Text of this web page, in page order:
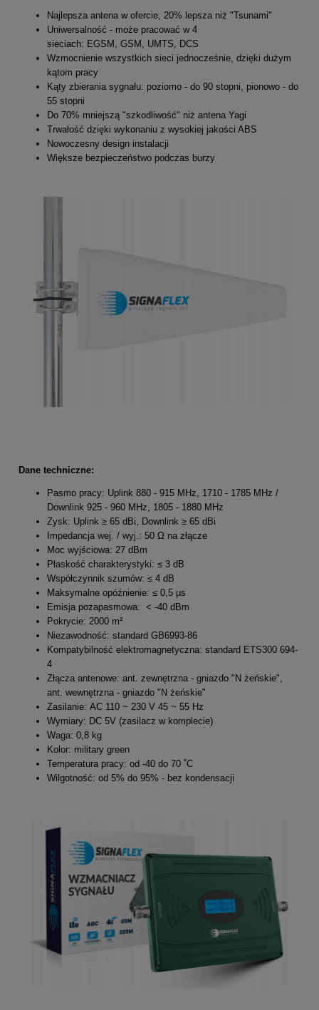
Najlepsza antena w ofercie, 20% lepsza niż "Tsunami"
Uniwersalność - może pracować w 4
sieciach: EGSM, GSM, UMTS, DCS
Wzmocnienie wszystkich sieci jednocześnie, dzięki dużym
kątom pracy
Kąty zbierania sygnału: poziomo - do 90 stopni, pionowo - do
55 stopni
Do 70% mniejszą "szkodliwość" niż antena Yagi
Trwałość dzięki wykonaniu z wysokiej jakości ABS
Nowoczesny design instalacji
Większe bezpieczeństwo podczas burzy
Dane techniczne:
Pasmo pracy: Uplink 880 - 915 MHz, 1710 - 1785 MHz /
Downlink 925 - 960 MHz, 1805 - 1880 MHz
Zysk: Uplink ≥ 65 dBi, Downlink ≥ 65 dBi
Impedancja wej. / wyj.: 50 Ω na złącze
Moc wyjściowa: 27 dBm
Płaskość charakterystyki: ≤ 3 dB
Współczynnik szumów: ≤ 4 dB
Maksymalne opóźnienie: ≤ 0,5 µs
Emisja pozapasmowa: < -40 dBm
Pokrycie: 2000 m²
Niezawodność: standard GB6993-86
Kompatybilność elektromagnetyczna: standard ETS300 694-
4
Złącza antenowe: ant. zewnętrzna - gniazdo "N żeńskie",
ant. wewnętrzna - gniazdo "N żeńskie"
Zasilanie: AC 110 ~ 230 V 45 ~ 55 Hz
Wymiary: DC 5V (zasilacz w komplecie)
Waga: 0,8 kg
Kolor: military green
Temperatura pracy: od -40 do 70 ˚C
Wilgotność: od 5% do 95% - bez kondensacji